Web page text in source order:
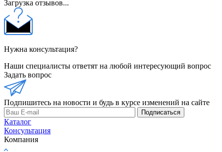
Загрузка отзывов...
Нужна консультация?
Наши специалисты ответят на любой интересующий вопрос
Задать вопрос
Подпишитесь на новости и будь в курсе изменений на сайте
Подписаться
Каталог
Консультация
Компания